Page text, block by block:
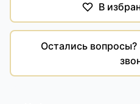
В
Остались вопросы?